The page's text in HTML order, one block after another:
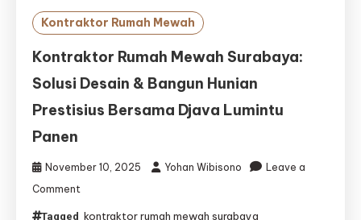
Kontraktor Rumah Mewah
Kontraktor Rumah Mewah Surabaya:
Solusi Desain & Bangun Hunian
Prestisius Bersama Djava Lumintu
Panen
November 10, 2025 Yohan Wibisono
Leave a
Comment
Tagged kontraktor rumah mewah surabaya